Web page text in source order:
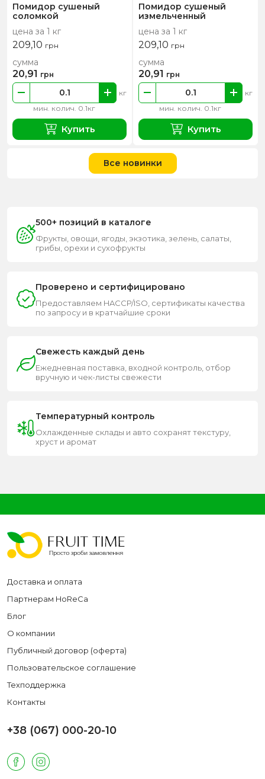
Помидор сушеный
соломкой
цена за 1 кг
209,10 грн
мин. колич. 0.1кг
кг
сумма
20,91 грн
Купить
Помидор сушеный
измельченный
цена за 1 кг
209,10 грн
мин. колич. 0.1кг
кг
сумма
20,91 грн
Купить
Все новинки
500+ позиций в каталоге
Фрукты, овощи, ягоды, экзотика, зелень, салаты,
грибы, орехи и сухофрукты
Проверено и сертифицировано
Предоставляем HACCP/ISO, сертификаты качества
по запросу и в кратчайшие сроки
Свежесть каждый день
Ежедневная поставка, входной контроль, отбор
вручную и чек-листы свежести
Температурный контроль
Охлажденные склады и авто сохранят текстуру,
хруст и аромат
Доставка и оплата
Партнерам HoReCa
Блог
О компании
Публичный договор (оферта)
Пользовательское соглашение
Техподдержка
Контакты
+38 (067) 000-20-10